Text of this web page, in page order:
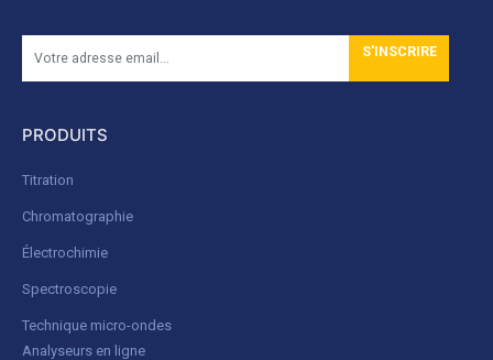
S'INSCRIRE
PRODUITS
Titration
Chromatographie
Électrochimie
Spectroscopie
Technique micro-ondes
Analyseurs en ligne